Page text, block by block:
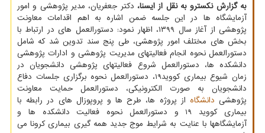
به گزارش نکسترو به نقل از ایسنا، دکتر جعفریان، مدیر پژوهشی و امور
آزمایشگاه ها در این جلسه ضمن اشاره به اهم اقدامات معاونت
پژوهشی از آغاز سال ۱۳۹۹، اظهار نمود: دستورالعمل های در ارتباط با
بخش های مختلف امور پژوهشی، طی پنج سند تدوین شد که شامل
دستورالعمل نحوه انجام فعالیتهای مدیریت پژوهشی و ادارات پژوهشی
دانشکده ها، دستورالعمل شروع فعالیتهای پژوهشی دانشجویان در
زمان شیوع بیماری کووید19، دستورالعمل نحوه برگزاری جلسات دفاع
دانشجویان به صورت الکترونیکی، دستورالعمل حمایت معاونت
پژوهشی دانشگاه از پروژه ها، طرح ها و پروپوزال های در رابطه با
بیماری کووید 19 و دستورالعمل نحوه فعالیت دانشکده ها و
آزمایشگاهها با عنایت به شرایط موج جدید همه گیری بیماری کرونا می